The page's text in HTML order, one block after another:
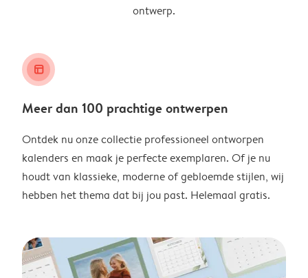
ontwerp.
layout_alt
Meer dan 100 prachtige ontwerpen
Ontdek nu onze collectie professioneel ontworpen
kalenders en maak je perfecte exemplaren. Of je nu
houdt van klassieke, moderne of gebloemde stijlen, wij
hebben het thema dat bij jou past. Helemaal gratis.